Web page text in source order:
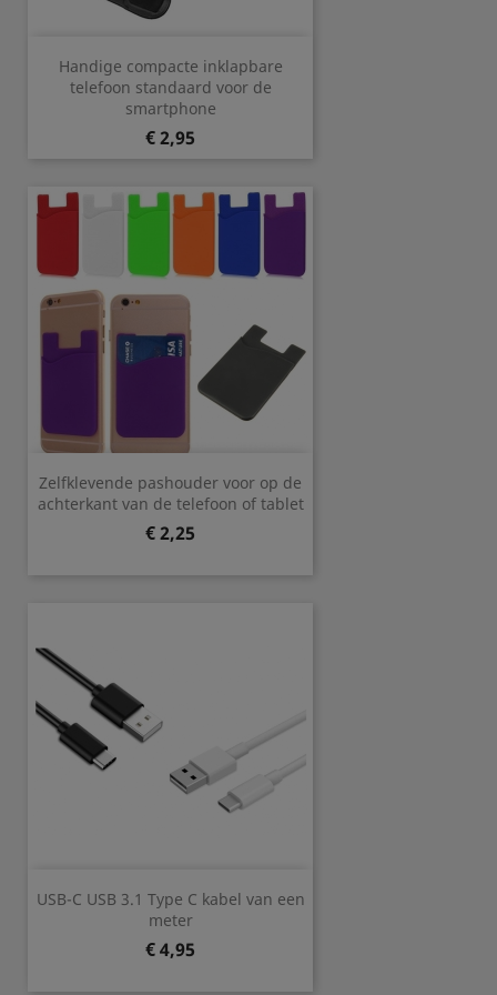
Handige compacte inklapbare
telefoon standaard voor de
smartphone
Prijs
€ 2,95
Zelfklevende pashouder voor op de
achterkant van de telefoon of tablet
Prijs
€ 2,25
USB-C USB 3.1 Type C kabel van een
meter
Prijs
€ 4,95